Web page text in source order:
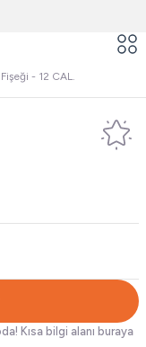
- 12 CAL.
Kısa bilgi alanı buraya